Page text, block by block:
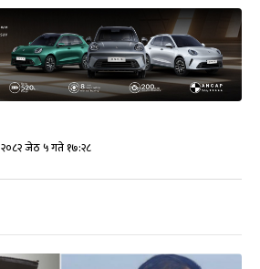
२०८२ जेठ ५ गते १७:२८